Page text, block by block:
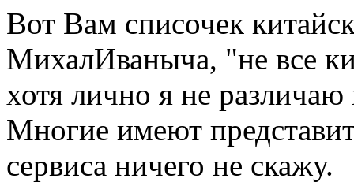
Вот Вам списочек
МихалИваныча, "не все
хотя лично я не
Многие имеют
сервиса ничего не скажу.